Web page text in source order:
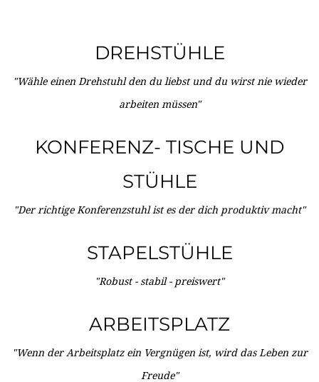
DREHSTÜHLE
"Wähle einen Drehstuhl den du liebst und du wirst nie wieder
arbeiten müssen"
KONFERENZ- TISCHE UND
STÜHLE
"Der richtige Konferenzstuhl ist es der dich produktiv macht"
STAPELSTÜHLE
"Robust - stabil - preiswert"
ARBEITSPLATZ
"Wenn der Arbeitsplatz ein Vergnügen ist, wird das Leben zur
Freude"